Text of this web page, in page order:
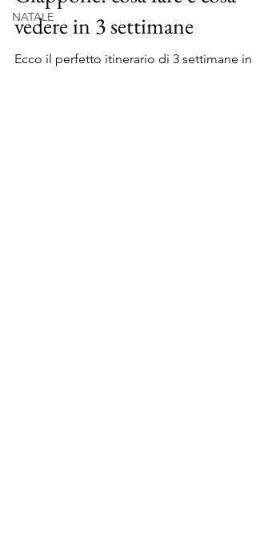
NATALE
Giappone: cosa fare e cosa
vedere in 3 settimane